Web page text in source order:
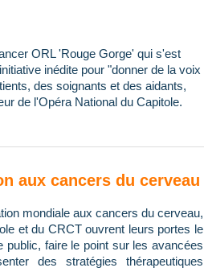
ORL 'Rouge Gorge' qui s'est
inédite pour "donner de la voix
des soignants et des aidants,
de l'Opéra National du Capitole.
aux cancers du cerveau
mondiale aux cancers du cerveau,
et du CRCT ouvrent leurs portes le
public, faire le point sur les avancées
des stratégies thérapeutiques